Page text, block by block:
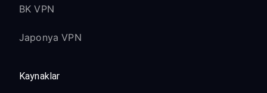
BK VPN
Japonya VPN
Kaynaklar